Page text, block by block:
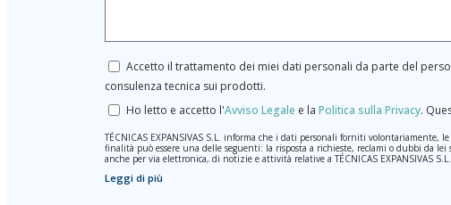
Accetto il trattamento dei miei dati personali da parte del
consulenza tecnica sui prodotti.
Ho letto e accetto l'Avviso Legale e la Politica sulla Privacy.
TÉCNICAS EXPANSIVAS S.L. informa che i dati personali forniti volontariamente,
finalità può essere una delle seguenti: la risposta a richieste, reclami o dubbi da
anche per via elettronica, di notizie e attività relative a TÉCNICAS EXPANSIVAS S.L.
I dati contenuti nei nostri archivi sono assolutamente confidenziali e saranno
Leggi di più